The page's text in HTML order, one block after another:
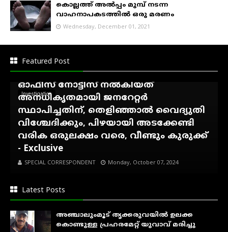
കൊല്ലത്ത് അൽപ്പം മുമ്പ് നടന്ന
വാഹനാപകടത്തിൽ ഒരു മരണം
Wednesday, December 01, 2021
Featured Post
Investigation
അഷ്ടമുടി ആശിർവാദ്
ഹോംസ്റ്റേക്കെതിരെ കെ.എസ്.ഇ.ബി
നോട്ടീസ്...!, കാഞ്ഞിരംകുഴി സെക്ഷൻ
ഓഫീസ് നോട്ടീസ് നൽകിയത്
അനധികൃതമായി ജനറേറ്റർ
സ്ഥാപിച്ചതിന്, തെളിഞ്ഞാൽ വൈദ്യുതി
വിശ്ചേദിക്കും, പിഴയായി അടക്കേണ്ടി
വരിക ഒരുലക്ഷം വരെ, വീണ്ടും കുരുക്ക്
- Exclusive
SPECIAL CORRESPONDENT Monday, October 07, 2024
Latest Posts
അഞ്ചാലുംമൂട് തൃക്കരുവയിൽ ഉലക്ക
കൊണ്ടുള്ള പ്രഹരമേറ്റ് യുവാവ് മരിച്ചു